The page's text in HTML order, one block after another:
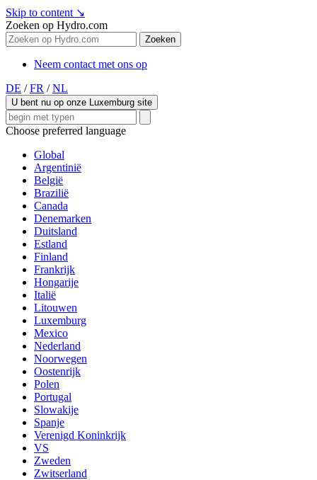
Skip to content ↘
Zoeken op Hydro.com
Zoeken
Neem contact met ons op
DE / FR / NL
U bent nu op onze Luxemburg site
Choose preferred language
Global
Argentinië
België
Brazilië
Canada
Denemarken
Duitsland
Estland
Finland
Frankrijk
Hongarije
Italië
Litouwen
Luxemburg
Mexico
Nederland
Noorwegen
Oostenrijk
Polen
Portugal
Slowakije
Spanje
Verenigd Koninkrijk
VS
Zweden
Zwitserland